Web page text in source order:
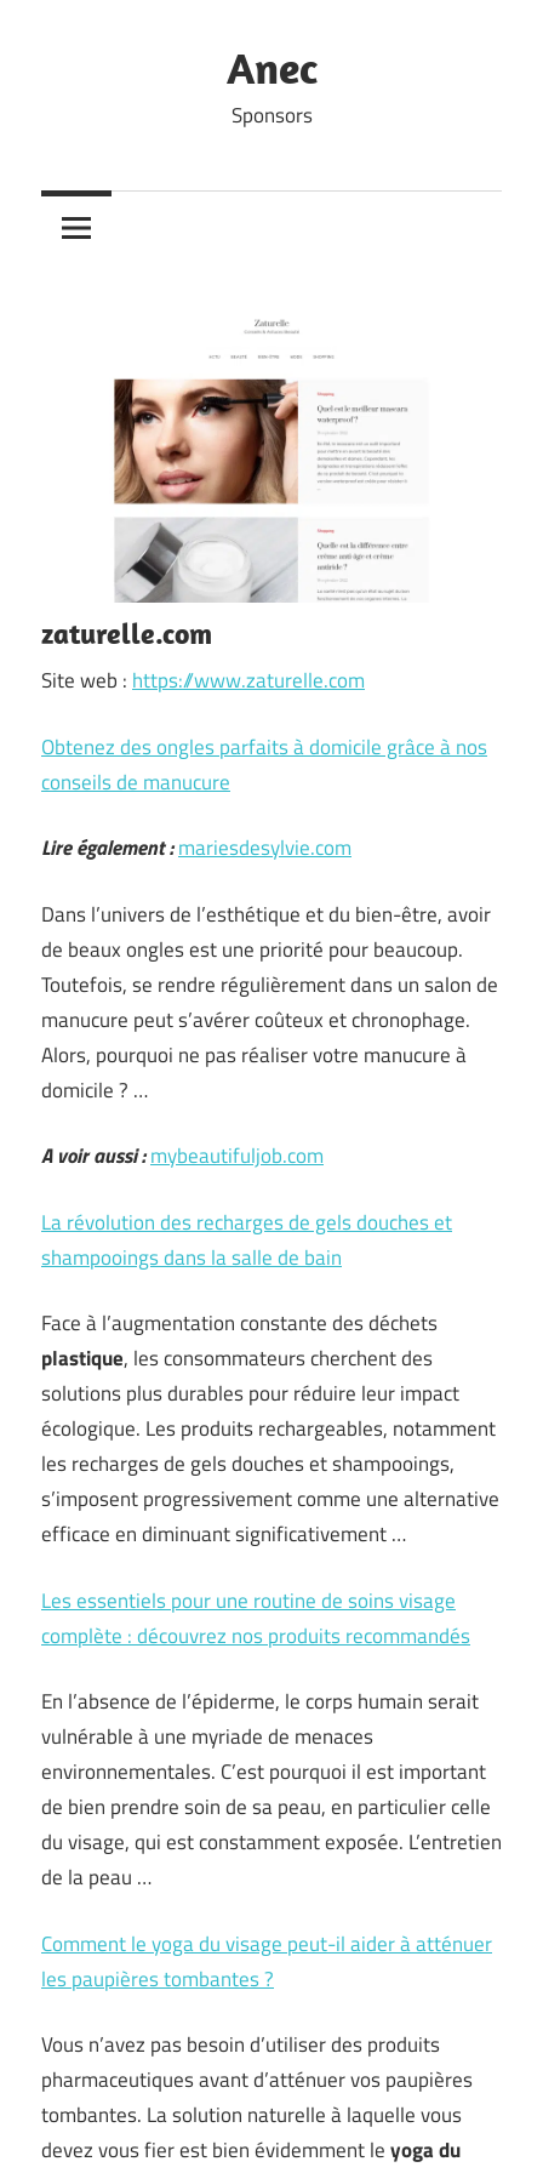
Anec
Sponsors
zaturelle.com
Site web : https://www.zaturelle.com
Obtenez des ongles parfaits à domicile grâce à nos
conseils de manucure
Lire également :mariesdesylvie.com
Dans l’univers de l’esthétique et du bien-être, avoir
de beaux ongles est une priorité pour beaucoup.
Toutefois, se rendre régulièrement dans un salon de
manucure peut s’avérer coûteux et chronophage.
Alors, pourquoi ne pas réaliser votre manucure à
domicile ? …
A voir aussi :mybeautifuljob.com
La révolution des recharges de gels douches et
shampooings dans la salle de bain
Face à l’augmentation constante des déchets
plastique, les consommateurs cherchent des
solutions plus durables pour réduire leur impact
écologique. Les produits rechargeables, notamment
les recharges de gels douches et shampooings,
s’imposent progressivement comme une alternative
efficace en diminuant significativement …
Les essentiels pour une routine de soins visage
complète : découvrez nos produits recommandés
En l’absence de l’épiderme, le corps humain serait
vulnérable à une myriade de menaces
environnementales. C’est pourquoi il est important
de bien prendre soin de sa peau, en particulier celle
du visage, qui est constamment exposée. L’entretien
de la peau …
Comment le yoga du visage peut-il aider à atténuer
les paupières tombantes ?
Vous n’avez pas besoin d’utiliser des produits
pharmaceutiques avant d’atténuer vos paupières
tombantes. La solution naturelle à laquelle vous
devez vous fier est bien évidemment leyoga du